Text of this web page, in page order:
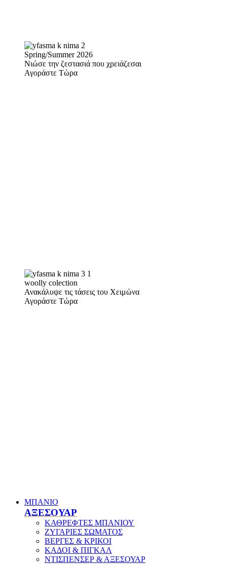
Spring/Summer 2026
Νιώσε την ζεστασιά που χρειάζεσαι
Αγοράστε Τώρα
woolly colection
Ανακάλυψε τις τάσεις του Χειμώνα
Αγοράστε Τώρα
ΜΠΑΝΙΟ
ΑΞΕΣΟΥΑΡ
ΚΑΘΡΕΦΤΕΣ ΜΠΑΝΙΟΥ
ΖΥΓΑΡΙΕΣ ΣΩΜΑΤΟΣ
ΒΕΡΓΕΣ & ΚΡΙΚΟΙ
ΚΑΔΟΙ & ΠΙΓΚΑΛ
ΝΤΙΣΠΕΝΣΕΡ & ΑΞΕΣΟΥΑΡ